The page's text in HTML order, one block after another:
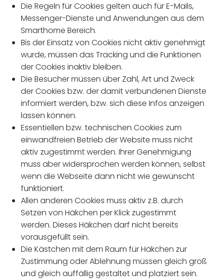
Die Regeln für Cookies gelten auch für E-Mails,
Messenger-Dienste und Anwendungen aus dem
Smarthome Bereich.
Bis der Einsatz von Cookies nicht aktiv genehmigt
wurde, müssen das Tracking und die Funktionen
der Cookies inaktiv bleiben.
Die Besucher müssen über Zahl, Art und Zweck
der Cookies bzw. der damit verbundenen Dienste
informiert werden, bzw. sich diese Infos anzeigen
lassen können.
Essentiellen bzw. technischen Cookies zum
einwandfreien Betrieb der Website muss nicht
aktiv zugestimmt werden. Ihrer Genehmigung
muss aber widersprochen werden können, selbst
wenn die Webseite dann nicht wie gewünscht
funktioniert.
Allen anderen Cookies muss aktiv z.B. durch
Setzen von Häkchen per Klick zugestimmt
werden. Dieses Häkchen darf nicht bereits
vorausgefüllt sein.
Die Kästchen mit dem Raum für Häkchen zur
Zustimmung oder Ablehnung müssen gleich groß
und gleich auffällig gestaltet und platziert sein.